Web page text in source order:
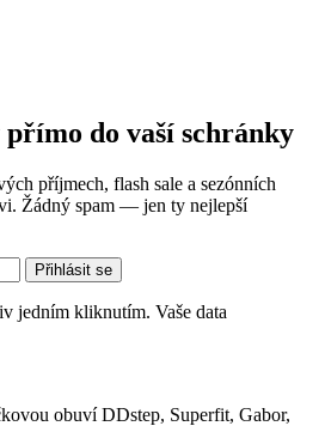
do vaší schránky
příjmech, flash sale a sezónních
Žádný spam — jen ty nejlepší
Přihlásit se
jedním kliknutím. Vaše data
obuví DDstep, Superfit, Gabor,